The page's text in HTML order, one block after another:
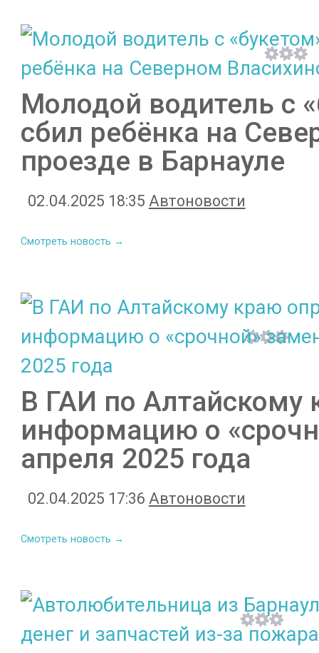
Молодой водитель с
сбил ребёнка на
проезде в Барнауле
02.04.2025 18:35 Автоновости
Смотреть новость →
В ГАИ по Алтайскому
информацию о
апреля 2025 года
02.04.2025 17:36 Автоновости
Смотреть новость →